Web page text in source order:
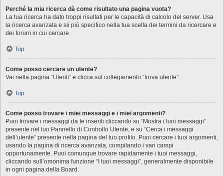
Perché la mia ricerca dà come risultato una pagina vuota?
La tua ricerca ha dato troppi risultati per le capacità di calcolo del server. Usa
la ricerca avanzata e sii più specifico nella tua scelta dei termini da ricercare e
dei forum in cui cercare.
Top
Come posso cercare un utente?
Vai nella pagina “Utenti” e clicca sul collegamento “trova utente”.
Top
Come posso trovare i miei messaggi e i miei argomenti?
Puoi trovare i messaggi da te inseriti cliccando su “Mostra i tuoi messaggi”
presente nel tuo Pannello di Controllo Utente, e su “Cerca i messaggi
dell’utente” presente nella pagina del tuo profilo. Puoi cercare i tuoi argomenti,
usando la pagina di ricerca avanzata, compilando i vari campi
opportunamente. Puoi comunque trovare rapidamente i tuoi messaggi,
cliccando sull’omonima funzione “I tuoi messaggi”, generalmente disponibile
in ogni pagina della Board.